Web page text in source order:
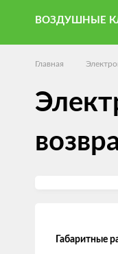
ВОЗДУШНЫЕ
Главная
Габаритные